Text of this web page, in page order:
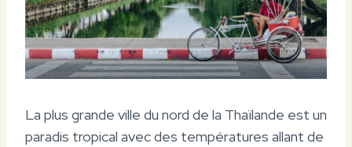
La plus grande ville du nord de la Thaïlande est un
paradis tropical avec des températures allant de